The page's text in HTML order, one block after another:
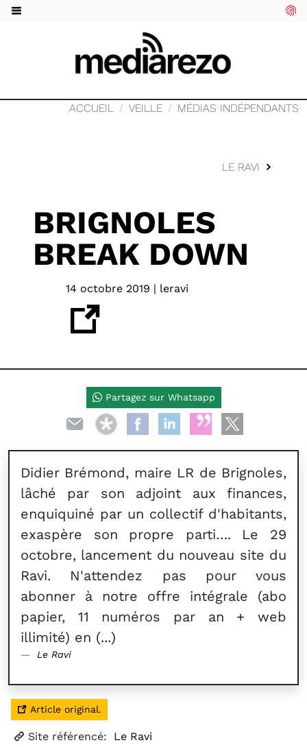
ACCUEIL VEILLE MÉDIAS INDÉPENDANTS
LE RAVI
BRIGNOLES
BREAK DOWN
14 octobre 2019 | leravi
Didier Brémond, maire LR de Brignoles,
lâché par son adjoint aux finances,
enquiquiné par un collectif d'habitants,
exaspère son propre parti…. Le 29
octobre, lancement du nouveau site du
Ravi. N'attendez pas pour vous
abonner à notre offre intégrale (abo
papier, 11 numéros par an + web
illimité) en (...)
Le Ravi
Article original.
Site référencé: Le Ravi
Partagez sur Whatsapp